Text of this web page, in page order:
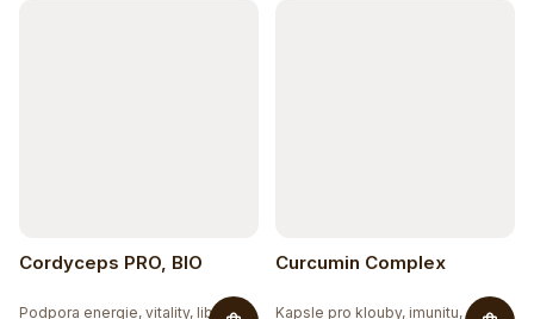
Cordyceps PRO, BIO
Podpora energie, vitality, libida,
Curcumin Complex
Kapsle pro klouby, imunitu,